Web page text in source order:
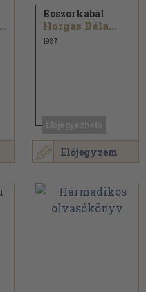
Karin Michaelis
Előjegyzem
Boszorkabál
Horgas Béla...
1987